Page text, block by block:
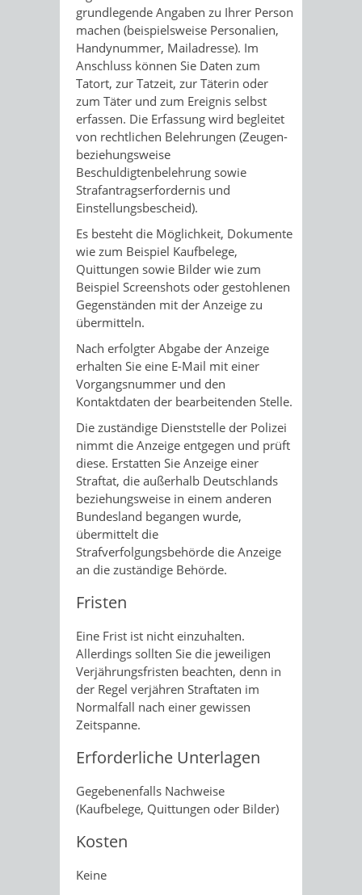
grundlegende Angaben zu Ihrer Person
machen (beispielsweise Personalien,
Handynummer, Mailadresse). Im
Anschluss können Sie Daten zum
Tatort, zur Tatzeit, zur Täterin oder
zum Täter und zum Ereignis selbst
erfassen. Die Erfassung wird begleitet
von rechtlichen Belehrungen (Zeugen-
beziehungsweise
Beschuldigtenbelehrung sowie
Strafantragserfordernis und
Einstellungsbescheid).
Es besteht die Möglichkeit, Dokumente
wie zum Beispiel Kaufbelege,
Quittungen sowie Bilder wie zum
Beispiel Screenshots oder gestohlenen
Gegenständen mit der Anzeige zu
übermitteln.
Nach erfolgter Abgabe der Anzeige
erhalten Sie eine E-Mail mit einer
Vorgangsnummer und den
Kontaktdaten der bearbeitenden Stelle.
Die zuständige Dienststelle der Polizei
nimmt die Anzeige entgegen und prüft
diese. Erstatten Sie Anzeige einer
Straftat, die außerhalb Deutschlands
beziehungsweise in einem anderen
Bundesland begangen wurde,
übermittelt die
Strafverfolgungsbehörde die Anzeige
an die zuständige Behörde.
Fristen
Eine Frist ist nicht einzuhalten.
Allerdings sollten Sie die jeweiligen
Verjährungsfristen beachten, denn in
der Regel verjähren Straftaten im
Normalfall nach einer gewissen
Zeitspanne.
Erforderliche Unterlagen
Gegebenenfalls Nachweise
(Kaufbelege, Quittungen oder Bilder)
Kosten
Keine